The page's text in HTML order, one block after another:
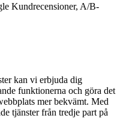
Kundrecensioner, A/B-
kan vi erbjuda dig
funktionerna och göra det
mer bekvämt. Med
tjänster från tredje part på